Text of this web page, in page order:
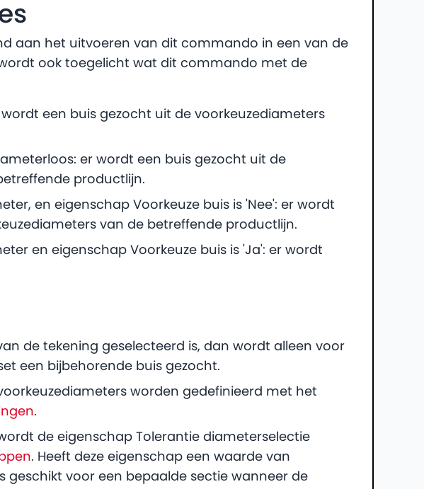
aan het uitvoeren van dit commando in een van de
ook toegelicht wat dit commando met de
een buis gezocht uit de voorkeuzediameters
er wordt een buis gezocht uit de
productlijn.
en eigenschap Voorkeuze buis is 'Nee': er wordt
van de betreffende productlijn.
en eigenschap Voorkeuze buis is 'Ja': er wordt
de tekening geselecteerd is, dan wordt alleen voor
een bijbehorende buis gezocht.
worden gedefinieerd met het
.
de eigenschap Tolerantie diameterselectie
. Heeft deze eigenschap een waarde van
geschikt voor een bepaalde sectie wanneer de